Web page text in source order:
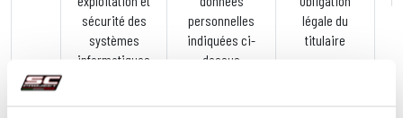
sécurité des
systèmes
informatiques
personnelles
indiquées ci-
dessus
légale du
titulaire